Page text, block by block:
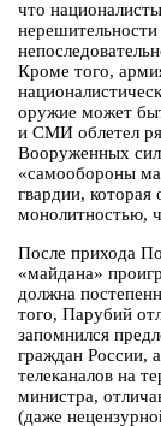
что
Кроме того,
оружие может
и СМИ облетел
Вооруженных
«самообороны
гвардии, которая
монолитностью,
После прихода
«майдана»
должна
того, Парубий
запомнился
граждан России,
телеканалов на
министра,
(даже